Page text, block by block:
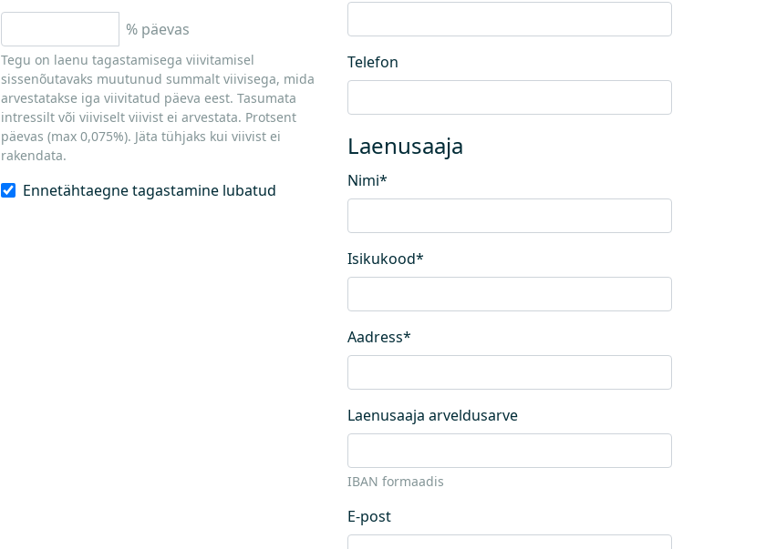
% päevas
Tegu on laenu tagastamisega viivitamisel
sissenõutavaks muutunud summalt viivisega, mida
arvestatakse iga viivitatud päeva eest. Tasumata
intressilt või viiviselt viivist ei arvestata. Protsent
päevas (max 0,075%). Jäta tühjaks kui viivist ei
rakendata.
Ennetähtaegne tagastamine lubatud
Telefon
Laenusaaja
Nimi*
Isikukood*
Aadress*
Laenusaaja arveldusarve
IBAN formaadis
E-post